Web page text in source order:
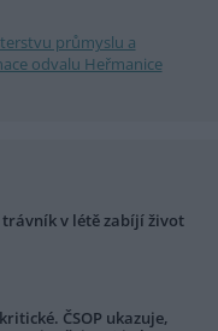
průmyslu a
odvalu Heřmanice
trávník v létě zabíjí život
ČSOP ukazuje,